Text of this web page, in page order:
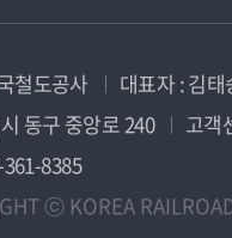
철도공사 대표자 : 김태
동구 중앙로 240
고객
8385
ⓒ KOREA